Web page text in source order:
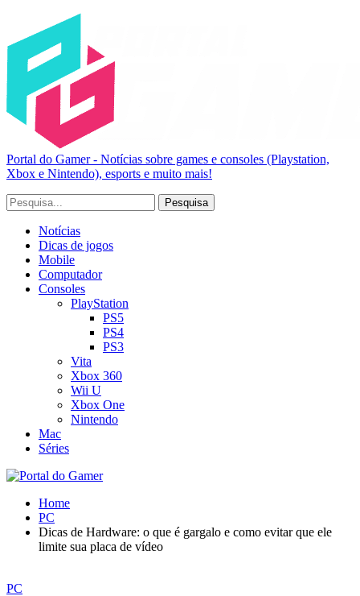
Portal do Gamer - Notícias sobre games e consoles (Playstation,
Xbox e Nintendo), esports e muito mais!
Notícias
Dicas de jogos
Mobile
Computador
Consoles
PlayStation
PS5
PS4
PS3
Vita
Xbox 360
Wii U
Xbox One
Nintendo
Mac
Séries
Home
PC
Dicas de Hardware: o que é gargalo e como evitar que ele
limite sua placa de vídeo
PC